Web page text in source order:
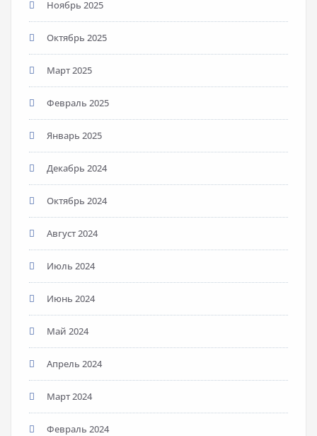
Ноябрь 2025
Октябрь 2025
Март 2025
Февраль 2025
Январь 2025
Декабрь 2024
Октябрь 2024
Август 2024
Июль 2024
Июнь 2024
Май 2024
Апрель 2024
Март 2024
Февраль 2024